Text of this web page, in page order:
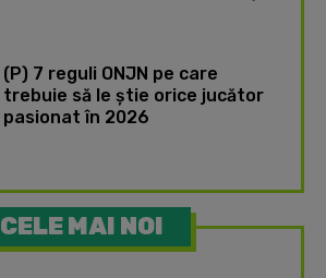
(P) 7 reguli ONJN pe care
trebuie să le știe orice jucător
pasionat în 2026
CELE MAI NOI